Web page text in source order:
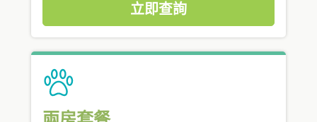
立即查詢